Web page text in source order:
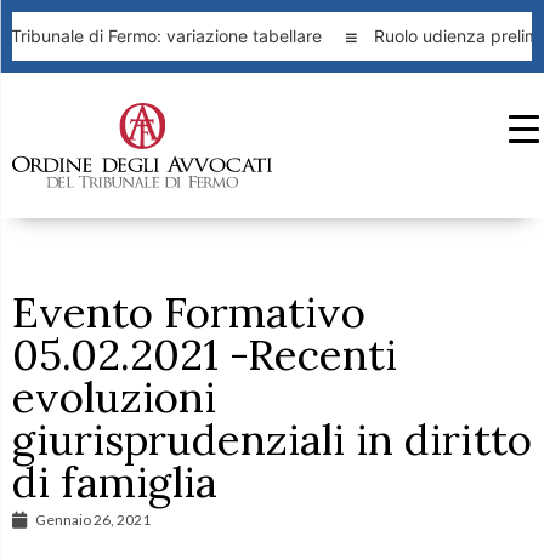
di Fermo: variazione tabellare Ruolo udienza
Evento Formativo
05.02.2021 -Recenti
evoluzioni
giurisprudenziali in diritto
di famiglia
Gennaio 26, 2021